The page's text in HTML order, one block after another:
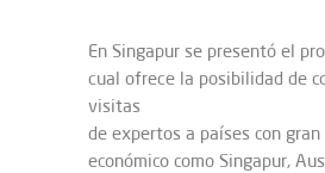
En Singapur se presentó el
cual ofrece la posibilidad de
visitas
de expertos a países con
económico como Singapur,